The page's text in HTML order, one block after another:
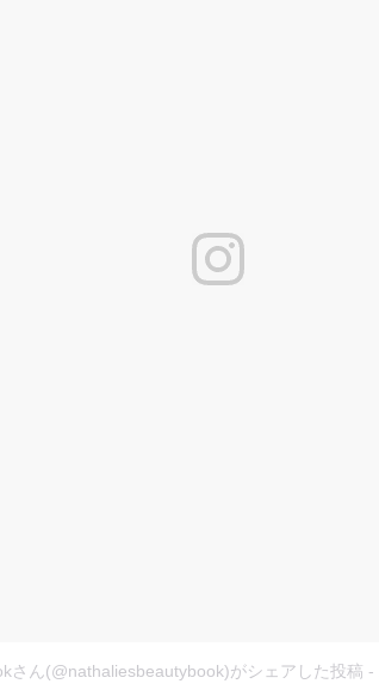
さん(@nathaliesbeautybook)がシェアした投稿 -